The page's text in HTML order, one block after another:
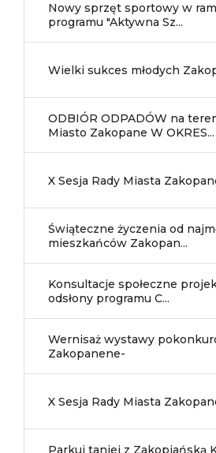
Nowy sprzęt sportowy w
programu "Aktywna Sz...
Wielki sukces młodych
ODBIÓR ODPADÓW na
Miasto Zakopane W OKRES...
X Sesja Rady Miasta
Świąteczne życzenia od
mieszkańców Zakopan...
Konsultacje społeczne
odsłony programu C...
Wernisaż wystawy
Zakopanene-
X Sesja Rady Miasta
Parkuj taniej z Zakopiańską